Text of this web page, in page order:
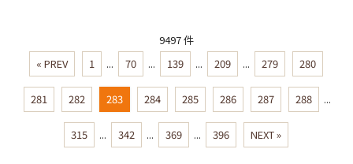
9497 件
« PREV
1 ... 70 ... 139 ... 209 ... 279 280
281 282 283 284 285 286 287 288 ...
315 ... 342 ... 369 ... 396 NEXT »